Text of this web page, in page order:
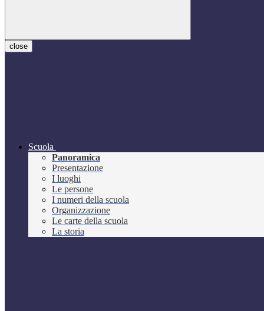
close
Scuola
Panoramica
Presentazione
I luoghi
Le persone
I numeri della scuola
Organizzazione
Le carte della scuola
La storia